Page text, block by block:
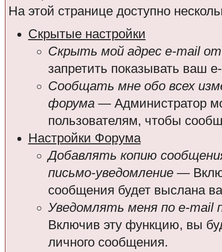
На этой странице доступно
Скрытые настройки
Скрыть мой адрес e-mail от
запретить показывать ваш
Сообщать мне обо всех
форума— Администратор
пользователям, чтобы
Настройки Форума
Добавлять копию
письмо-уведомление—
сообщения будет выслана
Уведомлять меня по e-mail
Включив эту функцию, вы
личного сообщения.